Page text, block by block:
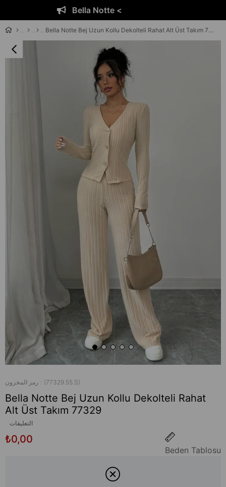
Bella Notte <
Bella Notte Bej Uzun Kollu Dekolteli Rahat Alt Üst Takım 77329
رمز المخزون (77329.55.S)
Bella Notte Bej Uzun Kollu Dekolteli Rahat
Alt Üst Takım 77329
التعليقات
₺0,00
Beden Tablosu